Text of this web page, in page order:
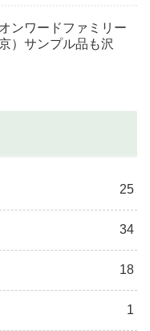
ンワードファミリー
）サンプル品も沢
25
34
18
1